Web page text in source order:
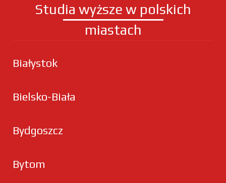
Studia wyższe w polskich
miastach
Białystok
Bielsko-Biała
Bydgoszcz
Bytom